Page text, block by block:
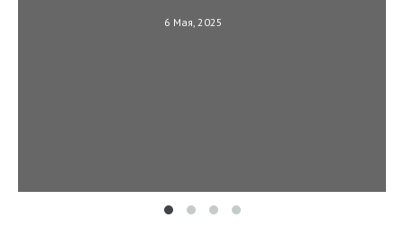
6 Мая, 2025